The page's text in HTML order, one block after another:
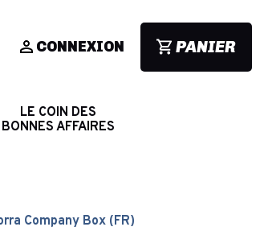
CONNEXION PANIER
LE COIN DES
BONNES AFFAIRES
Company Box (FR)